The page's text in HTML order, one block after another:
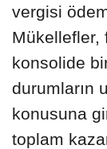
vergisi
Mükellefler,
konsolide
durumların
konusuna
toplam